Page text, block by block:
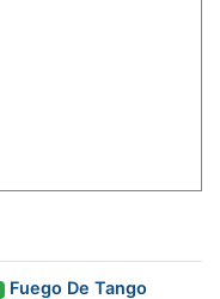
Fuego De Tango